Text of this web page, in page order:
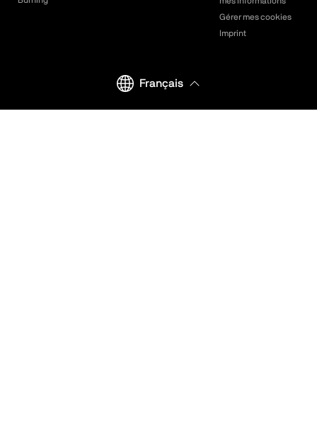
Gérer mes cookies
Imprint
Français